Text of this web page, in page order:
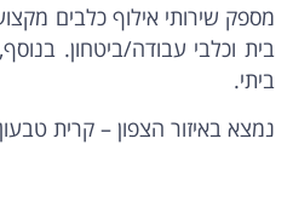
מספק שירותי אילוף כלבים
בית וכלבי עבודה/ביטחון.
ביתי.
נמצא באיזור הצפון – קרית טבעון